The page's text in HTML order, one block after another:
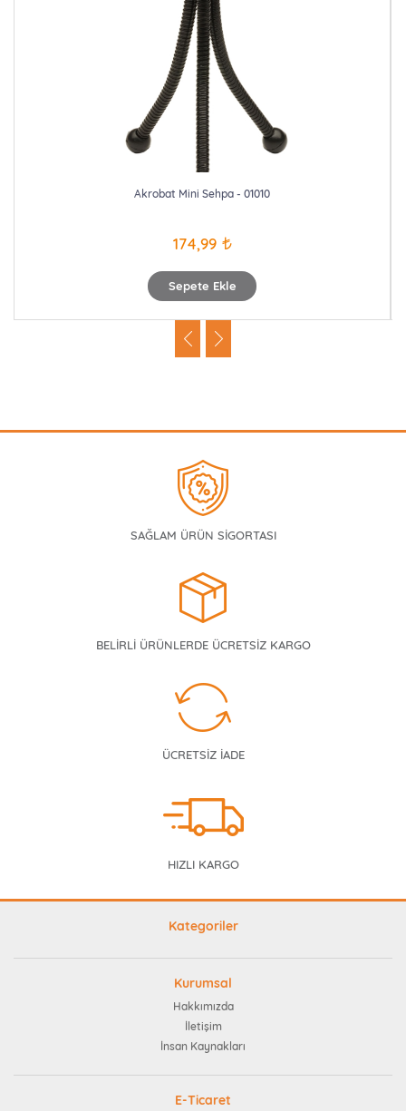
Sepete Ekle
Akrobat Mini Sehpa - 01010
174,99
SAĞLAM ÜRÜN SİGORTASI
BELİRLİ ÜRÜNLERDE ÜCRETSİZ KARGO
ÜCRETSİZ İADE
HIZLI KARGO
Kategoriler
Kurumsal
Hakkımızda
İletişim
İnsan Kaynakları
E-Ticaret